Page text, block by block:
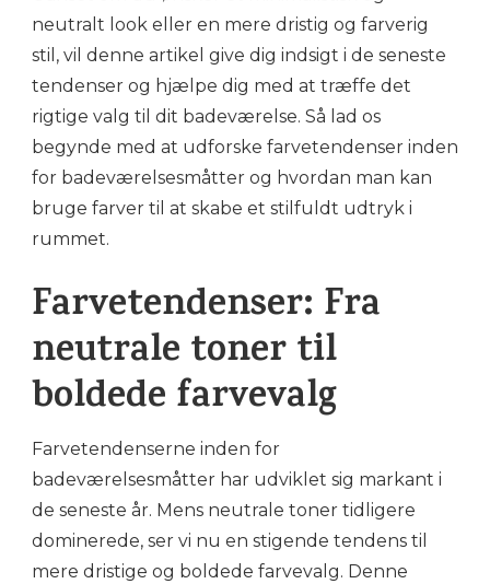
neutralt look eller en mere dristig og farverig
stil, vil denne artikel give dig indsigt i de seneste
tendenser og hjælpe dig med at træffe det
rigtige valg til dit badeværelse. Så lad os
begynde med at udforske farvetendenser inden
for badeværelsesmåtter og hvordan man kan
bruge farver til at skabe et stilfuldt udtryk i
rummet.
Farvetendenser: Fra
neutrale toner til
boldede farvevalg
Farvetendenserne inden for
badeværelsesmåtter har udviklet sig markant i
de seneste år. Mens neutrale toner tidligere
dominerede, ser vi nu en stigende tendens til
mere dristige og boldede farvevalg. Denne